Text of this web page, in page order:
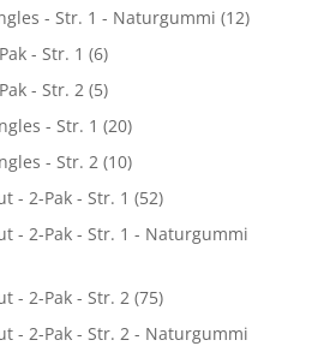
- Str. 1 - Naturgummi (12)
- Str. 1 (6)
- Str. 2 (5)
- Str. 1 (20)
- Str. 2 (10)
- 2-Pak - Str. 1 (52)
- 2-Pak - Str. 1 - Naturgummi
- 2-Pak - Str. 2 (75)
- 2-Pak - Str. 2 - Naturgummi